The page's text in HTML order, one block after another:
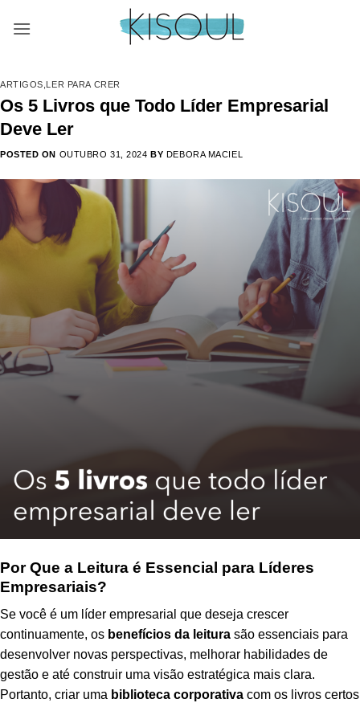
ARTIGOS LER PARA CRER
Os 5 Livros que Todo Líder Empresarial
Deve Ler
POSTED ON OUTUBRO 31, 2024 BY DEBORA MACIEL
Por Que a Leitura é Essencial para Líderes
Empresariais?
Se você é um líder empresarial que deseja crescer
continuamente, os benefícios da leitura são essenciais para
desenvolver novas perspectivas, melhorar habilidades de
gestão e até construir uma visão estratégica mais clara.
Portanto, criar uma biblioteca corporativa com os livros certos